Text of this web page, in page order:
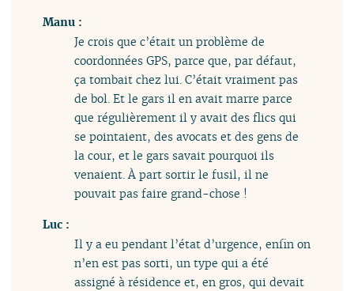
Manu :
Je crois que c’était un problème de
coordonnées GPS, parce que, par défaut,
ça tombait chez lui. C’était vraiment pas
de bol. Et le gars il en avait marre parce
que régulièrement il y avait des flics qui
se pointaient, des avocats et des gens de
la cour, et le gars savait pourquoi ils
venaient. À part sortir le fusil, il ne
pouvait pas faire grand-chose !
Luc :
Il y a eu pendant l’état d’urgence, enfin on
n’en est pas sorti, un type qui a été
assigné à résidence et, en gros, qui devait